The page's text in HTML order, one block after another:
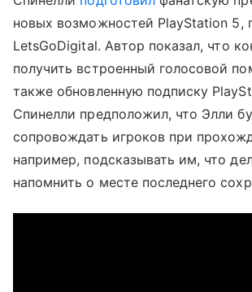
новых возможностей PlayStation 5,
LetsGoDigital. Автор показал, что
получить встроенный голосовой
также обновленную подписку
Спинелли предположил, что Элли
сопровождать игроков при
например, подсказывать им, что
напомнить о месте последнего